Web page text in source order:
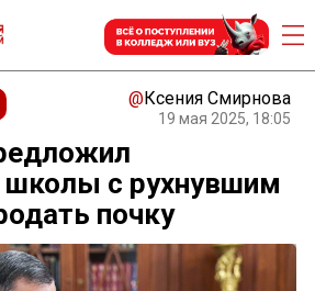
@Ксения Смирнова
19 мая 2025, 18:05
школы с рухнувшим
почку